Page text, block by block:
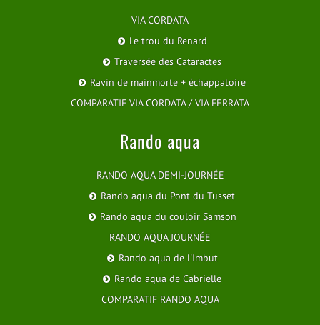
VIA CORDATA
Le trou du Renard
Traversée des Cataractes
Ravin de mainmorte + échappatoire
COMPARATIF VIA CORDATA / VIA FERRATA
Rando aqua
RANDO AQUA DEMI-JOURNÉE
Rando aqua du Pont du Tusset
Rando aqua du couloir Samson
RANDO AQUA JOURNÉE
Rando aqua de l'Imbut
Rando aqua de Cabrielle
COMPARATIF RANDO AQUA